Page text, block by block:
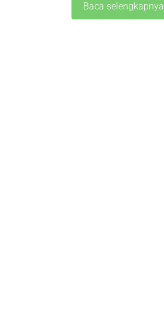
Baca selengkapnya